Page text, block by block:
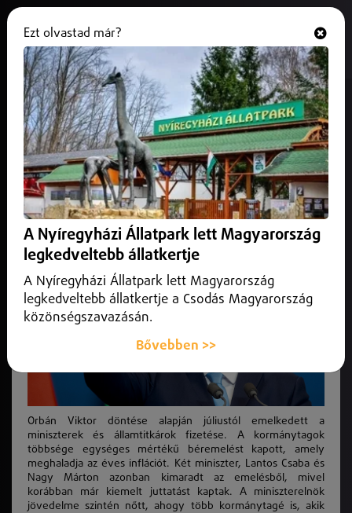
Fizetésemelést kaptak a
kormánytagok
2025. július 17.Magyarország
Júliustól emelkedett a miniszterek és államtitkárok
Orbán Viktor döntése alapján júliustól emelkedett a
miniszterek és államtitkárok fizetése. A kormánytagok
többsége egységes mértékű béremelést kapott, amely
meghaladja az éves inflációt. Két miniszter, Lantos Csaba és
Nagy Márton azonban kimaradt az emelésből, mivel
korábban már kiemelt juttatást kaptak. A miniszterelnök
jövedelme szintén nőtt, ahogy több kormánytagé is, akik
Ezt olvastad már?
A Nyíregyházi Állatpark lett Magyarország
legkedveltebb állatkertje
A Nyíregyházi Állatpark lett Magyarország
legkedveltebb állatkertje a Csodás Magyarország
közönségszavazásán.
Bővebben >>